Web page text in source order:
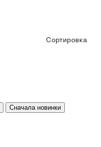
Сортировка
Сначала новинки